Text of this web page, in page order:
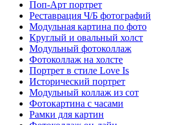
Поп-Арт портрет
Реставрация Ч/Б фотографий
Модульная картина по фото
Круглый и овальный холст
Модульный фотоколлаж
Фотоколлаж на холсте
Портрет в стиле Love Is
Исторический портрет
Модульный коллаж из сот
Фотокартина с часами
Рамки для картин